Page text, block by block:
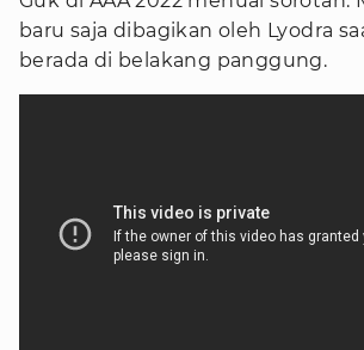
baru saja dibagikan oleh Lyodra
berada di belakang panggung.